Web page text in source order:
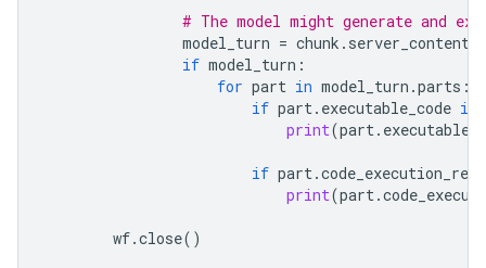
# The model might generate and
model_turn = chunk . server_content
if model_turn :
for part in model_turn .parts :
if part. executable_code is
print(part.
if part.
print(part.
wf.close()